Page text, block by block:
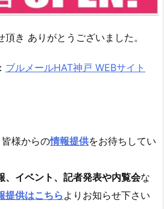
き ありがとうございました。
ブルメールHAT神戸 WEBサイト
様からの情報提供をお待ちしてい
、イベント、記者発表や内覧会な
提供はこちら よりお知らせ下さい